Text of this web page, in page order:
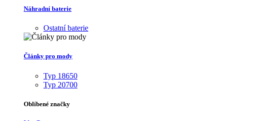
Náhradní baterie
Ostatní baterie
Články pro mody
Typ 18650
Typ 20700
Oblíbené značky